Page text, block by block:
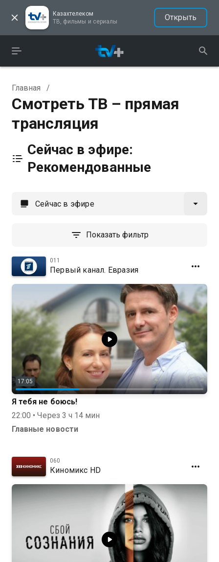
Казахтелеком
ТВ, фильмы и сериалы
Открыть
Главная /
Смотреть ТВ – прямая
трансляция
Сейчас в эфире:
Рекомендованные
Показать фильтр
011
Первый канал. Евразия
17:05
Я тебя не боюсь!
22:00 • Через 3 ч 14 мин
Главные новости
060
Киномикс HD